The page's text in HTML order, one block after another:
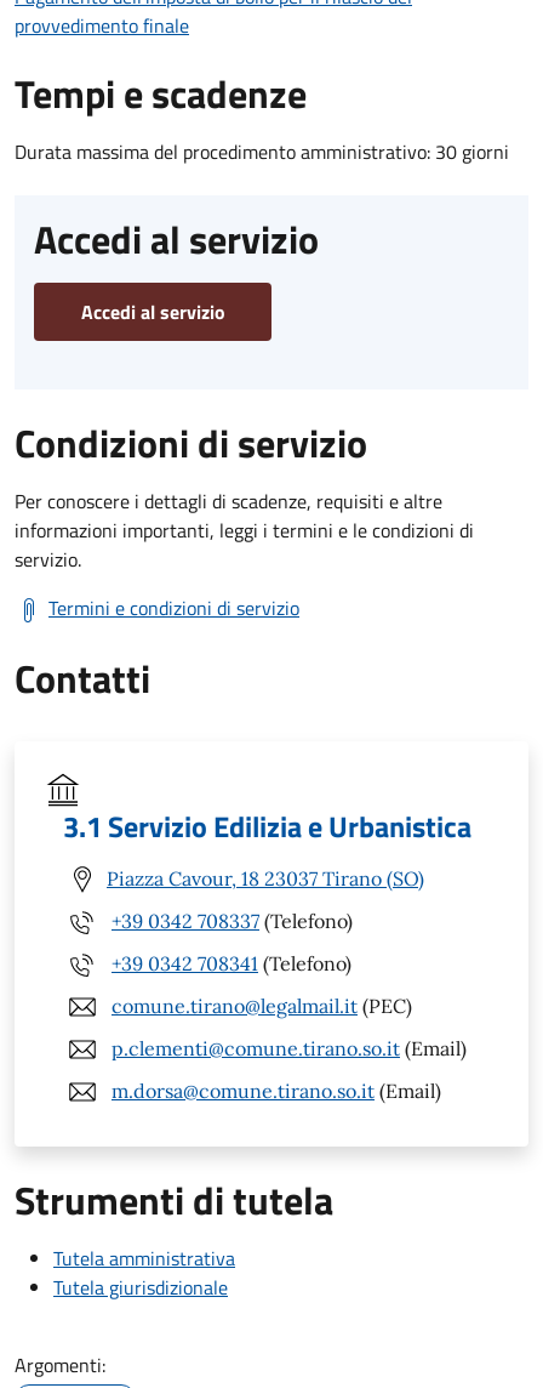
provvedimento finale
Tempi e scadenze
Durata massima del procedimento amministrativo: 30 giorni
Accedi al servizio
Accedi al servizio
Condizioni di servizio
Per conoscere i dettagli di scadenze, requisiti e altre
informazioni importanti, leggi i termini e le condizioni di
servizio.
Termini e condizioni di servizio
Contatti
3.1 Servizio Edilizia e Urbanistica
Piazza Cavour, 18 23037 Tirano (SO)
+39 0342 708337 (Telefono)
+39 0342 708341 (Telefono)
comune.tirano@legalmail.it (PEC)
p.clementi@comune.tirano.so.it (Email)
m.dorsa@comune.tirano.so.it (Email)
Strumenti di tutela
Tutela amministrativa
Tutela giurisdizionale
Argomenti: